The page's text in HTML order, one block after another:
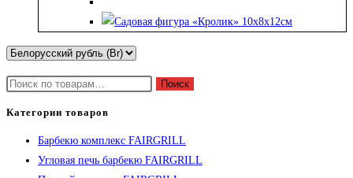
Искать: Поиск
Категории товаров
Барбекю комплекс FAIRGRILL
Угловая печь барбекю FAIRGRILL